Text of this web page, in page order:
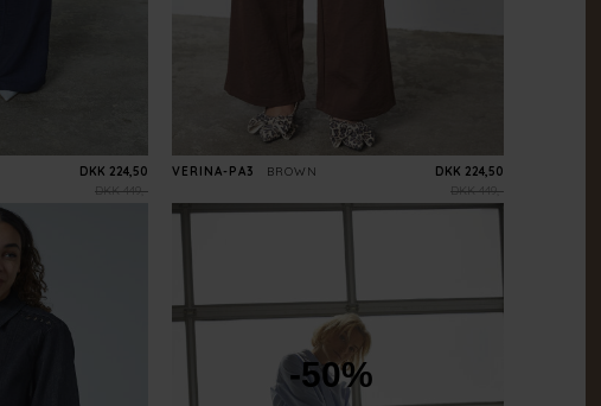
DKK 449,-
DKK 224,50 VERINA-PA3
BROWN
DKK 449,-
DKK 224,50
-50%